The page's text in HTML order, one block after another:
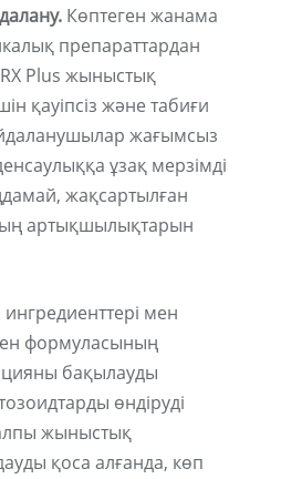
Көптеген жанама
препараттардан
Plus жыныстық
қауіпсіз және табиғи
жағымсыз
ұзақ мерзімді
жақсартылған
артықшылықтарын
мен
формуласының
бақылауды
өндіруді
жыныстық
қоса алғанда, көп